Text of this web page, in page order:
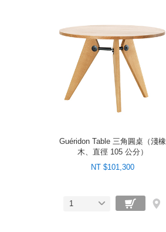
Guéridon Table 三角圓桌（淺橡
木、直徑 105 公分）
NT $101,300
1